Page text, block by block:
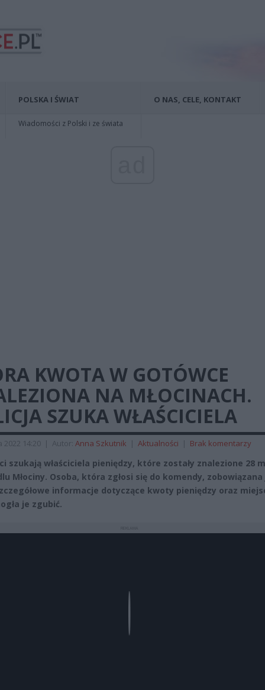
POLSKA I ŚWIAT
Wiadomości z Polski i ze świata
O NAS, CELE, KONTAKT
KWOTA W GOTÓWCE
NA MŁOCINACH.
SZUKA WŁAŚCICIELA
2022 14:20 | Autor: Anna Szkutnik | Aktualności | Brak komentarzy
szukają właściciela pieniędzy, które zostały znalezione 28
Młociny. Osoba, która zgłosi się do komendy,
informacje dotyczące kwoty pieniędzy oraz
je zgubić.